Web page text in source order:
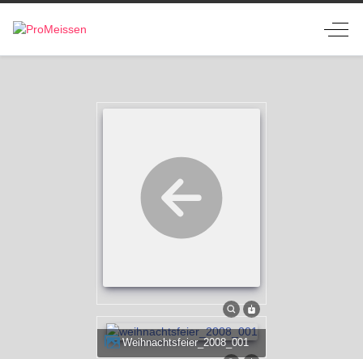
Off-
weihnachtsfeier_2008_001